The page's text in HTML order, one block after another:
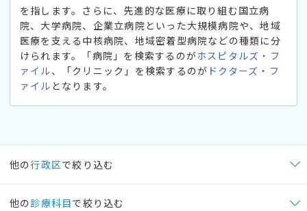
を指します。さらに、先進的な医療に取り組む国立病
院、大学病院、企業立病院といった大規模病院や、地域
医療を支える中核病院、地域密着型病院などの種類に分
けられます。「病院」を検索するのがホスピタルズ・フ
ァイル、「クリニック」を検索するのが ドクターズ・フ
ァイル となります。
他の行政区で絞り込む
他の 診療科目で絞り込む